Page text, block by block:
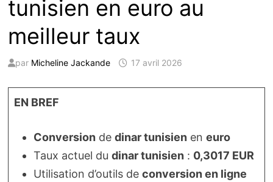
tunisien en euro au
meilleur taux
par Micheline Jackande 17 avril 2026
EN BREF
Conversion de dinar tunisien en euro
Taux actuel du dinar tunisien : 0,3017 EUR
Utilisation d’outils de conversion en ligne